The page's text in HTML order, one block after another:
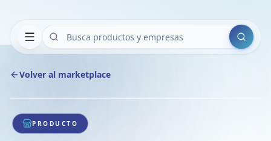
Buscar
Volver al marketplace
1/1
PRODUCTO